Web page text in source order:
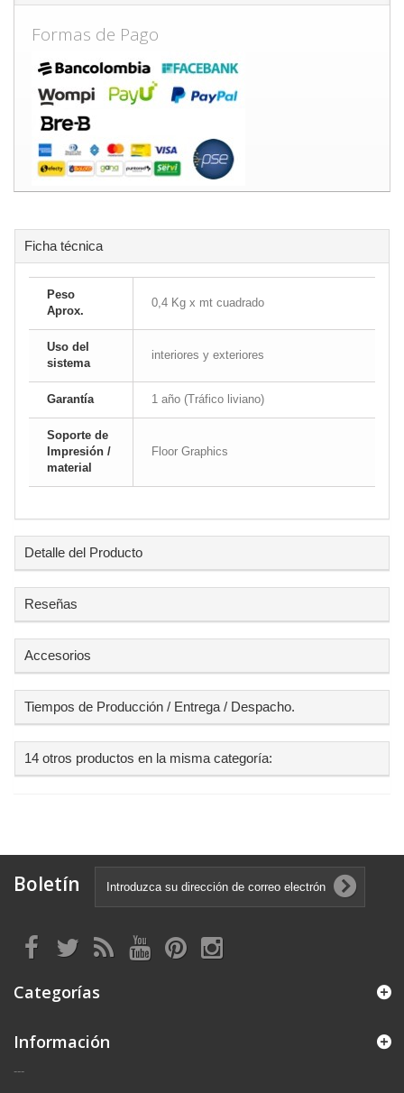
Formas de Pago
Ficha técnica
Peso
Aprox.
0,4 Kg x mt cuadrado
Uso del
sistema
interiores y exteriores
Garantía 1 año (Tráfico liviano)
Soporte de
Impresión /
material
Floor Graphics
Detalle del Producto
Reseñas
Accesorios
Tiempos de Producción / Entrega / Despacho.
14 otros productos en la misma categoría:
Boletín
Categorías
Información
---